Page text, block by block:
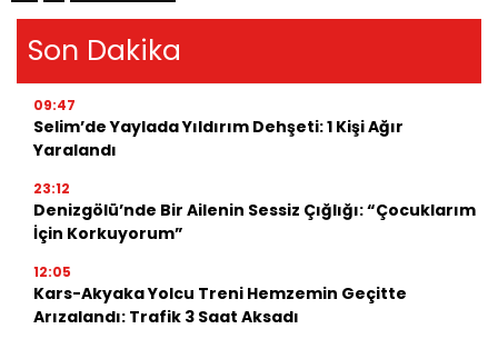
Son Dakika
09:47
Selim’de Yaylada Yıldırım Dehşeti: 1 Kişi Ağır
Yaralandı
23:12
Denizgölü’nde Bir Ailenin Sessiz Çığlığı: “Çocuklarım
İçin Korkuyorum”
12:05
Kars-Akyaka Yolcu Treni Hemzemin Geçitte
Arızalandı: Trafik 3 Saat Aksadı